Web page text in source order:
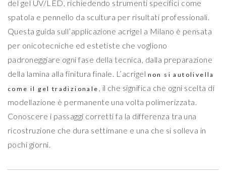
del gel UV/LED, richiedendo strumenti specifici come
spatola e pennello da scultura per risultati professionali.
Questa guida sull’applicazione acrigel a Milano è pensata
per onicotecniche ed estetiste che vogliono
padroneggiare ogni fase della tecnica, dalla preparazione
della lamina alla finitura finale. L’acrigel non si autolivella
come il gel tradizionale , il che significa che ogni scelta di
modellazione è permanente una volta polimerizzata.
Conoscere i passaggi corretti fa la differenza tra una
ricostruzione che dura settimane e una che si solleva in
pochi giorni.